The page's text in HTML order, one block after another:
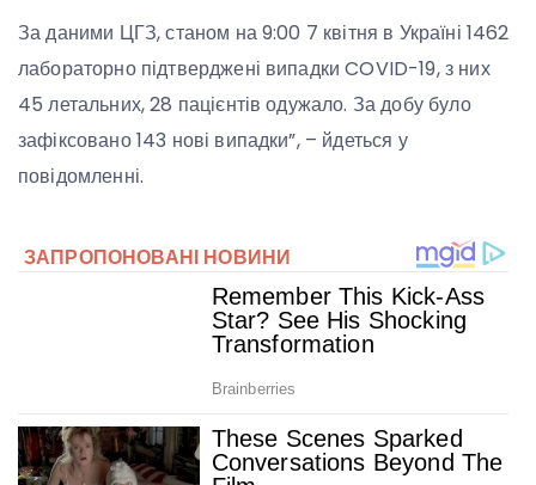
За даними ЦГЗ, станом на 9:00 7 квітня в Україні 1462
лабораторно підтверджені випадки COVID-19, з них
45 летальних, 28 пацієнтів одужало. За добу було
зафіксовано 143 нові випадки”, – йдеться у
повідомленні.